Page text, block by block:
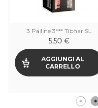
3 Palline 3*** Tibhar SL
5,50 €
AGGIUNGI AL
CARRELLO